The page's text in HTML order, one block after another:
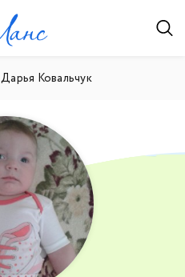
Дарья Ковальчук